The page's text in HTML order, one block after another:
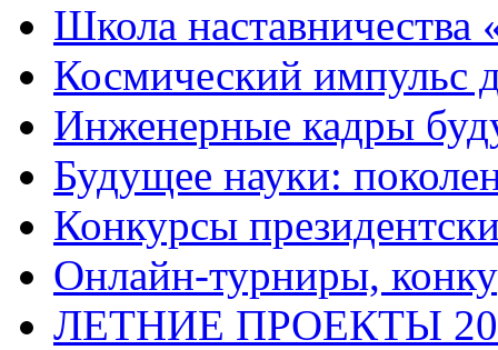
Школа
Космический импульс
Инженерные кадры
Будущее науки:
Конкурсы
Онлайн-турниры,
ЛЕТНИЕ ПРОЕКТЫ